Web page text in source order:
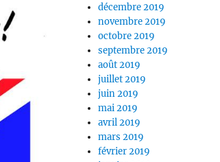
décembre 2019
novembre 2019
octobre 2019
septembre 2019
août 2019
juillet 2019
juin 2019
mai 2019
avril 2019
mars 2019
février 2019